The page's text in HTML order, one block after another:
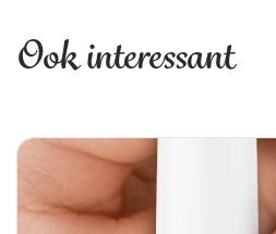
Ook interessant